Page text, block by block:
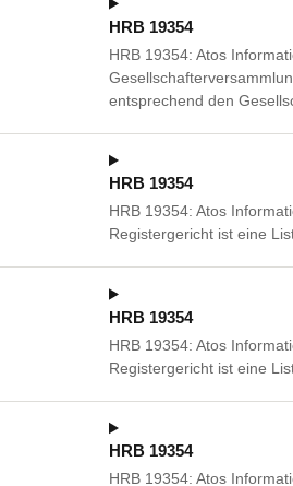
HRB 19354
HRB 19354: Atos
entsprechend den
HRB 19354
HRB 19354: Atos
Registergericht ist eine
HRB 19354
HRB 19354: Atos
Registergericht ist eine
HRB 19354
HRB 19354: Atos